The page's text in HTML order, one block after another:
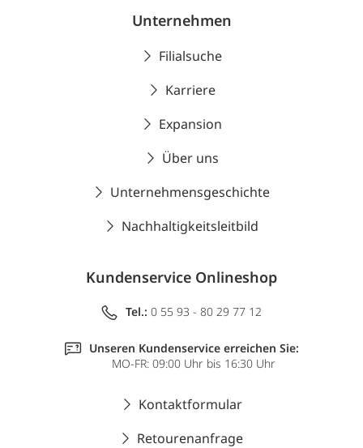
Unternehmen
Filialsuche
Karriere
Expansion
Über uns
Unternehmensgeschichte
Nachhaltigkeitsleitbild
Kundenservice Onlineshop
Tel.: 0 55 93 - 80 29 77 12
Unseren Kundenservice erreichen Sie:
MO-FR: 09:00 Uhr bis 16:30 Uhr
Kontaktformular
Retourenanfrage